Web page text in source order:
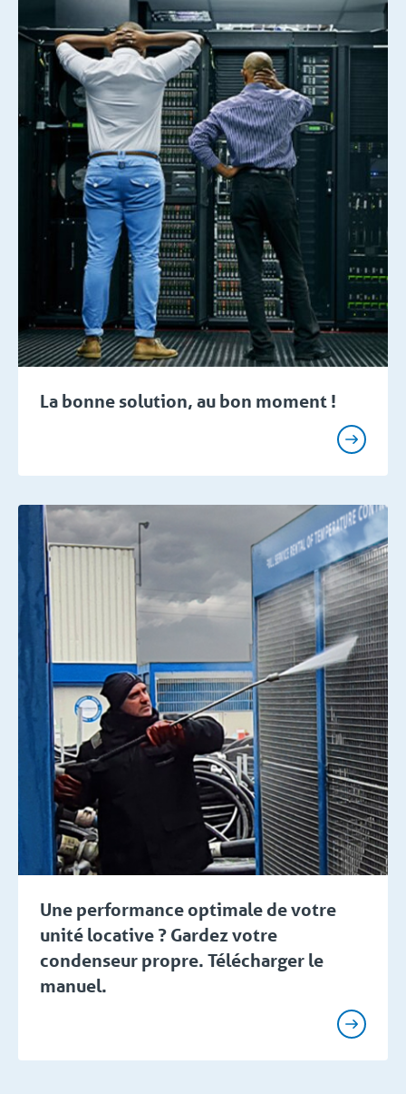
La bonne solution, au bon moment !
Une performance optimale de votre
unité locative ? Gardez votre
condenseur propre. Télécharger le
manuel.